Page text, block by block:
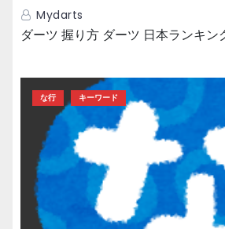
Mydarts
ダーツ 握り方 ダーツ 日本ランキン
な行 キーワード